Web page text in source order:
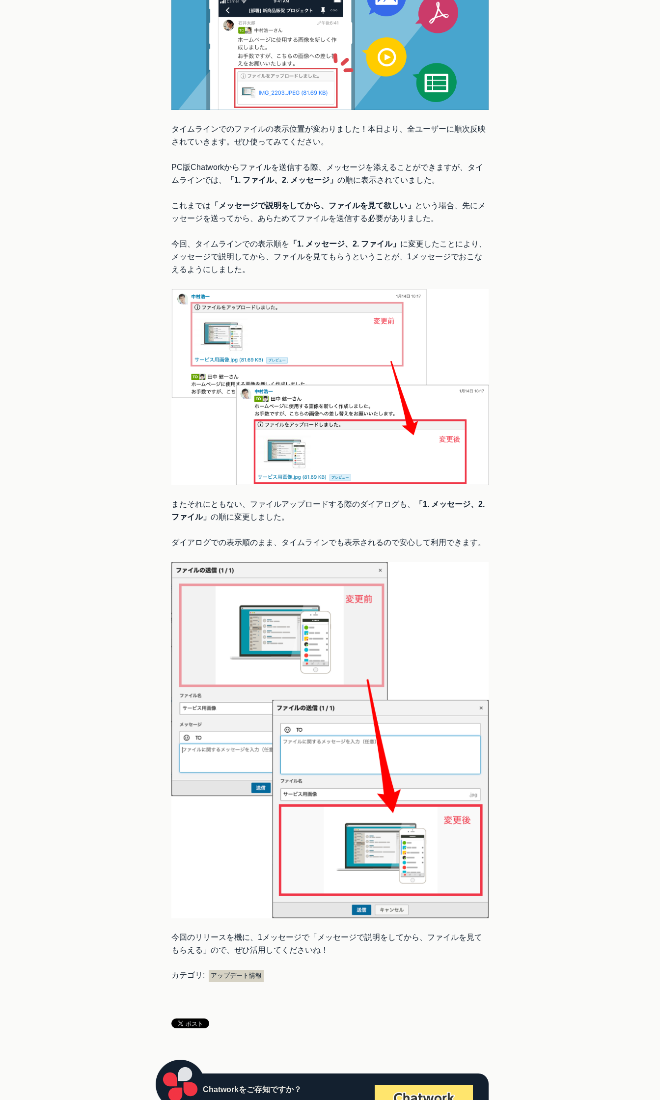
タイムラインでのファイルの表示位置が変わりました！本日より、全ユーザーに順次反映
されていきます。ぜひ使ってみてください。
PC版Chatworkからファイルを送信する際、メッセージを添えることができますが、タイ
ムラインでは、
「1. ファイル、2. メッセージ」 の順に表示されていました。
これまでは 「メッセージで説明をしてから、ファイルを見て欲しい」 という場合、先にメ
ッセージを送ってから、あらためてファイルを送信する必要がありました。
今回、タイムラインでの表示順を 「1. メッセージ、2. ファイル」 に変更したことにより、
メッセージで説明してから、ファイルを見てもらうということが、1メッセージでおこな
えるようにしました。
またそれにともない、ファイルアップロードする際のダイアログも、
「1. メッセージ、2.
ファイル」 の順に変更しました。
ダイアログでの表示順のまま、タイムラインでも表示されるので安心して利用できます。
今回のリリースを機に、1メッセージで「メッセージで説明をしてから、ファイルを見て
もらえる」ので、ぜひ活用してくださいね！
カテゴリ: アップデート情報
Chatworkをご存知ですか？